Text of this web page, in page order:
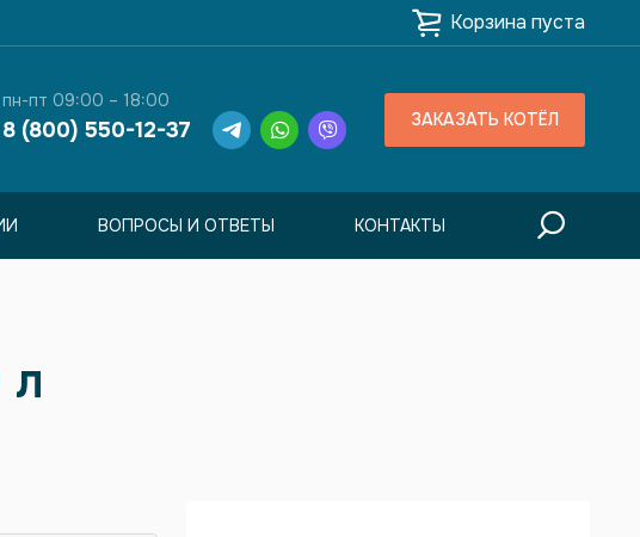
Корзина пуста
8 (800) 550-12-37
пн-пт 09:00 – 18:00
ЗАКАЗАТЬ КОТЁЛ
ВОПРОСЫ И ОТВЕТЫ КОНТАКТЫ
л